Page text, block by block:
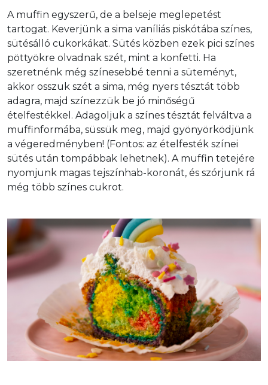
A muffin egyszerű, de a belseje meglepetést
tartogat. Keverjünk a sima vaníliás piskótába színes,
sütésálló cukorkákat. Sütés közben ezek pici színes
pöttyökre olvadnak szét, mint a konfetti. Ha
szeretnénk még színesebbé tenni a süteményt,
akkor osszuk szét a sima, még nyers tésztát több
adagra, majd színezzük be jó minőségű
ételfestékkel. Adagoljuk a színes tésztát felváltva a
muffinformába, süssük meg, majd gyönyörködjünk
a végeredményben! (Fontos: az ételfesték színei
sütés után tompábbak lehetnek). A muffin tetejére
nyomjunk magas tejszínhab-koronát, és szórjunk rá
még több színes cukrot.